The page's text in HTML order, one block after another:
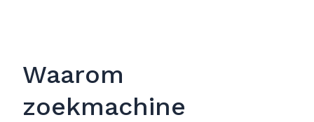
Waarom
zoekmachine